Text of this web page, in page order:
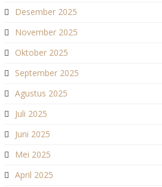
Desember 2025
November 2025
Oktober 2025
September 2025
Agustus 2025
Juli 2025
Juni 2025
Mei 2025
April 2025